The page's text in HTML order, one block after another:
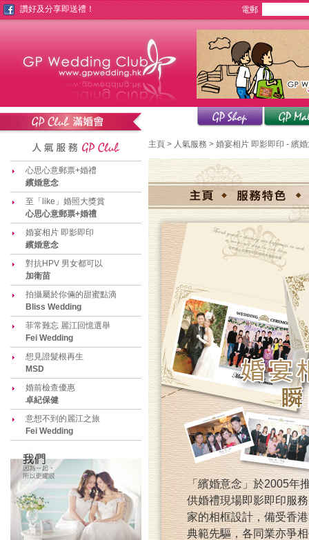
心思心意郵票+婚禮
繽婚意念
至「like」婚照大獎賞
心思心意郵票+婚禮
婚宴相片 即影即印
繽婚意念
對抗HPV 男女都可以
加衛苗
拍攝屬於你倆的甜蜜點滴
Bliss Wedding
菲常難忘 麗江回憶選舉
Fei Wedding
想見證髮根再生
MSD
婚前檢查優惠
卓紀保健
意想不到的麗江之旅
Fei Wedding
主頁 > 人氣服務 > 婚宴相片 即影即印 - 繽
「繽婚意念」於2005年
供婚禮現場即影即印服
家的相框設計，備受香
典範先驅，各同業亦爭
讚好及分享即送禮！ 電郵